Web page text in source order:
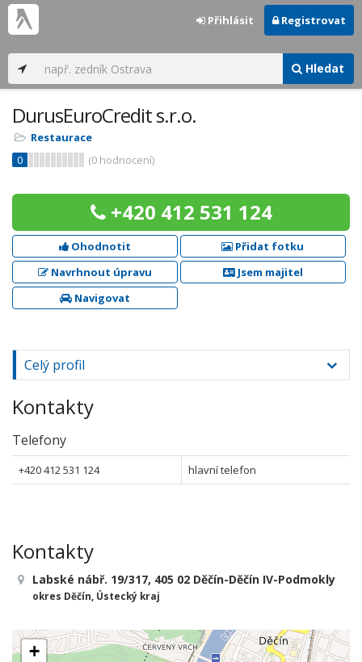
Hledat
Přihlásit Registrovat
DurusEuroCredit s.r.o.
Restaurace
0
(0 hodnocení)
+420 412 531 124
Ohodnotit
Přidat fotku
Navrhnout úpravu
Jsem majitel
Navigovat
Celý profil
Kontakty
Telefony
+420 412 531 124 hlavní telefon
Kontakty
Labské nábř. 19/317, 405 02 Děčín-Děčín IV-Podmokly
okres Děčín, Ústecký kraj
+